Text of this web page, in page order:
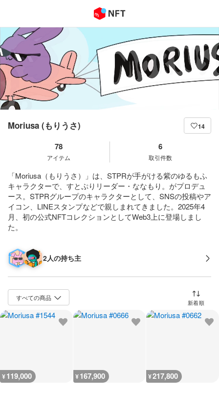
Moriusa (もりうさ) 14
78
アイテム
6
取引件数
「Moriusa（もりうさ）」は、STPRが手がける紫のゆるもふ
キャラクターで、すとぷりリーダー・ななもり。がプロデュ
ース。STPRグループのキャラクターとして、SNSの投稿やア
イコン、LINEスタンプなどで親しまれてきました。2025年4
月、初の公式NFTコレクションとしてWeb3上に登場しまし
た。
2人の持ち主
並び替え
¥119,000 ¥167,900 ¥217,800